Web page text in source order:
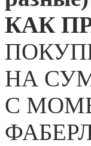
КАК
НА
С